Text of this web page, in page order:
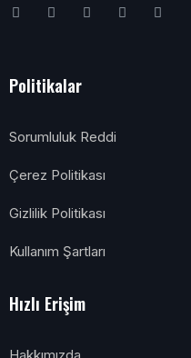
Politikalar
Sorumluluk Reddi
Çerez Politikası
Gizlilik Politikası
Kullanım Şartları
Hızlı Erişim
Hakkımızda